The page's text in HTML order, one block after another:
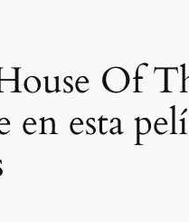
Of
en esta